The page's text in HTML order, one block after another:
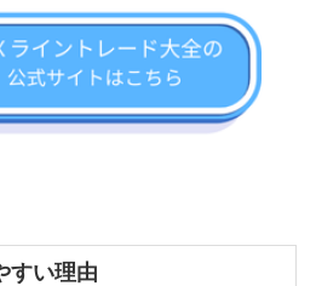
すい理由